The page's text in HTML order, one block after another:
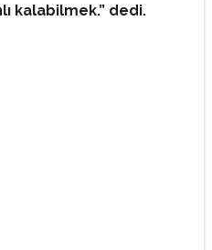
kalabilmek.” dedi.